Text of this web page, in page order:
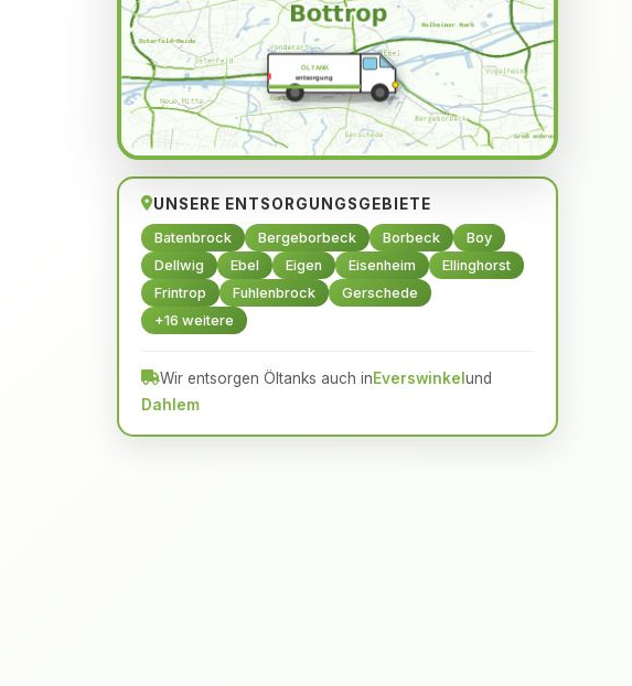
ÖLTANK
entsorgung
UNSERE ENTSORGUNGSGEBIETE
Batenbrock Bergeborbeck Borbeck
Boy
Dellwig
Ebel Eigen Eisenheim
Ellinghorst
Frintrop
Fuhlenbrock
Gerschede
+16 weitere
Wir entsorgen Öltanks auch inEverswinkelund
Dahlem